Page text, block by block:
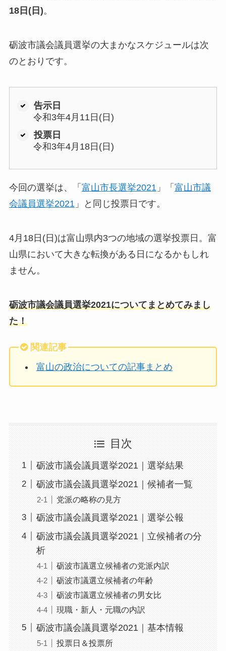
18日(日)。
砺波市議会議員選挙の大まかなスケジュールは次
のとおりです。
告示日
令和3年4月11日(日)
投票日
令和3年4月18日(日)
今回の選挙は、「 富山市長選挙2021 」「 富山市議
会議員選挙2021 」と同じ投票日です。
4月18日(日)は富山県内3つの地域の選挙投票日。富
山県において大きな転換がある日になるかもしれ
ません。
砺波市議会議員選挙2021についてまとめてみまし
た！
関連記事
富山の政治についての記事まとめ
目次
砺波市議会議員選挙2021｜選挙結果
砺波市議会議員選挙2021｜候補者一覧
党派の略称の見方
砺波市議会議員選挙2021｜選挙公報
砺波市議会議員選挙2021｜立候補者の分
析
砺波市議選立候補者の党派内訳
砺波市議選立候補者の年齢
砺波市議選立候補者の男女比
現職・新人・元職の内訳
砺波市議会議員選挙2021｜基本情報
投票日＆投票所